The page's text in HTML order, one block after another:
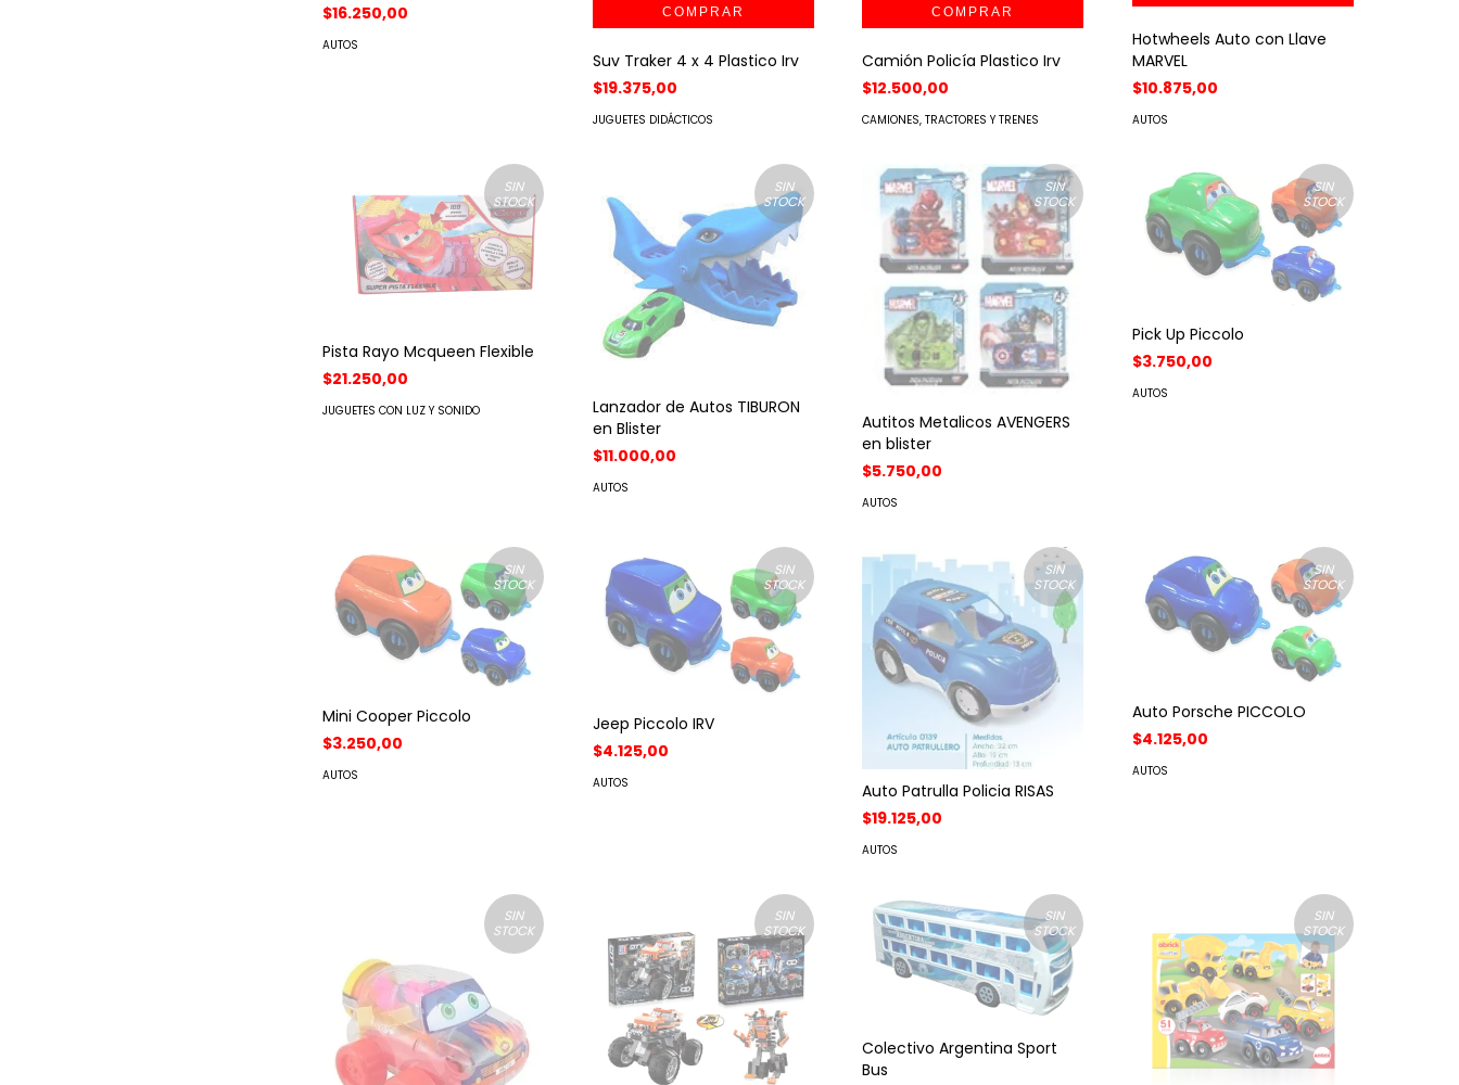
$16.250,00
AUTOS
Suv Traker 4 x 4 Plastico Irv
$19.375,00
JUGUETES DIDÁCTICOS
Camión Policía Plastico Irv
$12.500,00
CAMIONES, TRACTORES Y TRENES
Hotwheels Auto con Llave
MARVEL
$10.875,00
AUTOS
SIN
STOCK
Pista Rayo Mcqueen Flexible
$21.250,00
JUGUETES CON LUZ Y SONIDO
SIN
STOCK
Lanzador de Autos TIBURON
en Blister
$11.000,00
AUTOS
SIN
STOCK
Autitos Metalicos AVENGERS
en blister
$5.750,00
AUTOS
SIN
STOCK
Pick Up Piccolo
$3.750,00
AUTOS
SIN
STOCK
Mini Cooper Piccolo
$3.250,00
AUTOS
SIN
STOCK
Jeep Piccolo IRV
$4.125,00
AUTOS
SIN
STOCK
Auto Patrulla Policia RISAS
$19.125,00
AUTOS
SIN
STOCK
Auto Porsche PICCOLO
$4.125,00
AUTOS
SIN
STOCK
SIN
STOCK
SIN
STOCK
Colectivo Argentina Sport
Bus
SIN
STOCK